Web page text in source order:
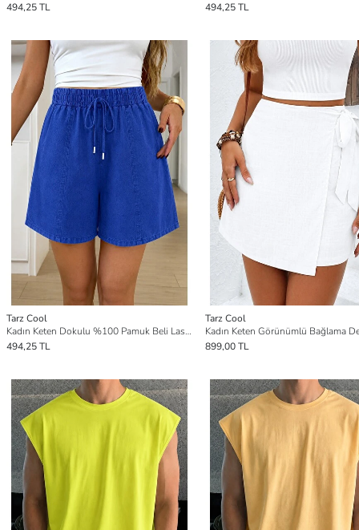
494,25 TL
494,25 TL
Tarz Cool
Kadın Keten Dokulu %100 Pamuk Beli Lastikli Cepsiz Şort
494,25 TL
Tarz Cool
899,00 TL